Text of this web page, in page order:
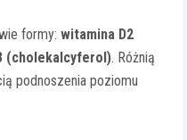
formy: witamina D2
(cholekalcyferol). Różnią
podnoszenia poziomu